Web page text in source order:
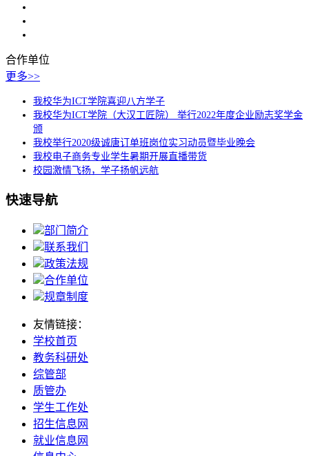
合作单位
更多>>
我校华为ICT学院喜迎八方学子
我校华为ICT学院（大汉工匠院） 举行2022年度企业励志奖学金
颁
我校举行2020级诚唐订单班岗位实习动员暨毕业晚会
我校电子商务专业学生暑期开展直播带货
校园激情飞扬，学子扬帆远航
快速导航
部门简介
联系我们
政策法规
合作单位
规章制度
友情链接：
学校首页
教务科研处
综管部
质管办
学生工作处
招生信息网
就业信息网